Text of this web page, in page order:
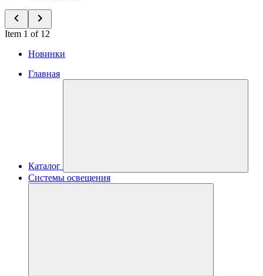
Item 1 of 12
Новинки
Главная
Каталог
Системы освещения